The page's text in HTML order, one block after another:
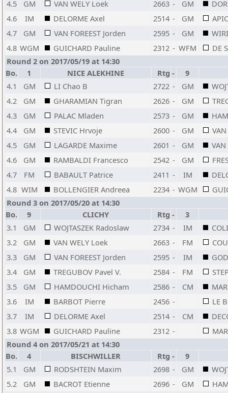
4.5 GM VAN WELY Loek 2663 - GM
4.6
IM DELORME Axel 2514 - GM
4.7
GM VAN FOREEST Jorden 2595 - GM
4.8 WGM GUICHARD Pauline 2312 - WFM
DE
Round 2 on 2017/05/19 at 14:30
Bo.
1 NICE ALEKHINE Rtg -
9
4.1
GM LI Chao B 2722 - GM
4.2
GM GHARAMIAN Tigran 2626 - GM
4.3
GM PALAC Mladen 2573 - GM
4.4
GM STEVIC Hrvoje 2600 - GM
4.5
GM LAGARDE Maxime 2601 - GM
VAN
4.6
GM RAMBALDI Francesco 2542 - GM
4.7
FM BABAULT Patrice 2411 - IM
4.8 WIM BOLLENGIER Andreea 2234 - WGM
Round 3 on 2017/05/20 at 14:30
Bo.
9 CLICHY Rtg -
3
3.1
GM WOJTASZEK Radoslaw 2734 - IM
3.2
GM VAN WELY Loek 2663 - FM
3.3
GM VAN FOREEST Jorden 2595 - IM
3.4
GM TREGUBOV Pavel V. 2584 - FM
3.5
GM HAMDOUCHI Hicham 2586 - CM
3.6
IM BARBOT Pierre 2456 -
LE
3.7
IM DELORME Axel 2514 - CM
3.8 WGM GUICHARD Pauline 2312 -
Round 4 on 2017/05/21 at 14:30
Bo.
4 BISCHWILLER Rtg -
9
5.1
GM RODSHTEIN Maxim 2698 - GM
5.2
GM BACROT Etienne 2696 - GM